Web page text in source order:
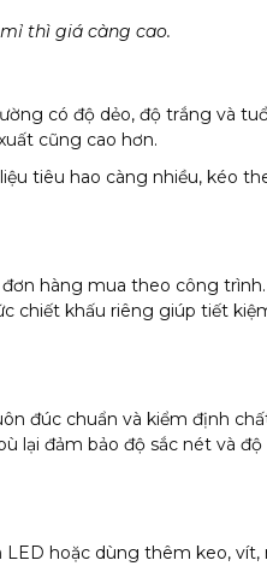
thì giá càng cao.
có độ dẻo, độ trắng và
cũng cao hơn.
tiêu hao càng nhiều, kéo
hàng mua theo công
chiết khấu riêng giúp tiết
đúc chuẩn và kiểm định
lại đảm bảo độ sắc nét và độ
hoặc dùng thêm keo, vít,